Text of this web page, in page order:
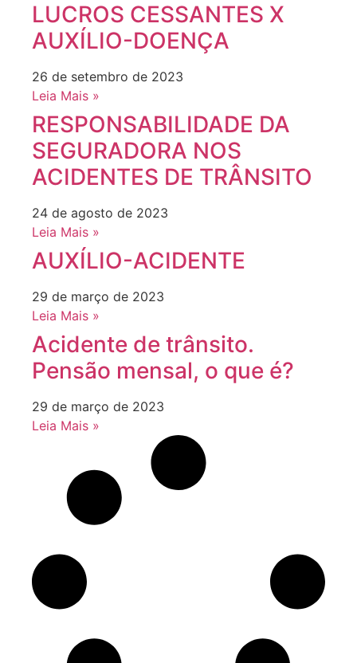
LUCROS CESSANTES X
AUXÍLIO-DOENÇA
26 de setembro de 2023
Leia Mais »
RESPONSABILIDADE DA
SEGURADORA NOS
ACIDENTES DE TRÂNSITO
24 de agosto de 2023
Leia Mais »
AUXÍLIO-ACIDENTE
29 de março de 2023
Leia Mais »
Acidente de trânsito.
Pensão mensal, o que é?
29 de março de 2023
Leia Mais »